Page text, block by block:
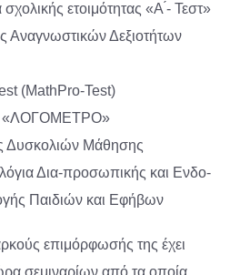
σχολικής ετοιμότητας «Α ́- Τεστ»
Αναγνωστικών Δεξιοτήτων
(MathPro-Test)
«ΛΟΓΟΜΕΤΡΟ»
Δυσκολιών Μάθησης
Δια-προσωπικής και Ενδο-
Παιδιών και Εφήβων
επιμόρφωσής της έχει